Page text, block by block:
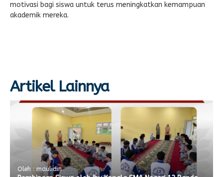
motivasi bagi siswa untuk terus meningkatkan kemampuan
akademik mereka.
Artikel Lainnya
Oleh : maulidin